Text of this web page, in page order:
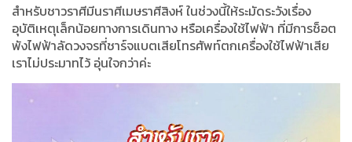
สำหรับชาวราศีมีนราศีเมษราศีสิงห์ ในช่วงนี้ให้ระมัดระวังเรื่อง
อุบัติเหตุเล็กน้อยทางการเดินทาง หรือเครื่องใช้ไฟฟ้า ที่มีการช็อต
พังไฟฟ้าลัดวงจรที่ชาร์จแบตเสียโทรศัพท์ตกเครื่องใช้ไฟฟ้าเสีย
เราไม่ประมาทไว้ อุ่นใจกว่าค่ะ